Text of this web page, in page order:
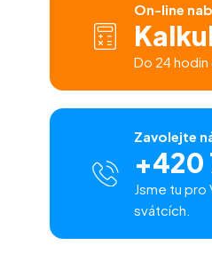
On-line
Do 24
Zavolejte
+420
Jsme tu pro
svátcích.